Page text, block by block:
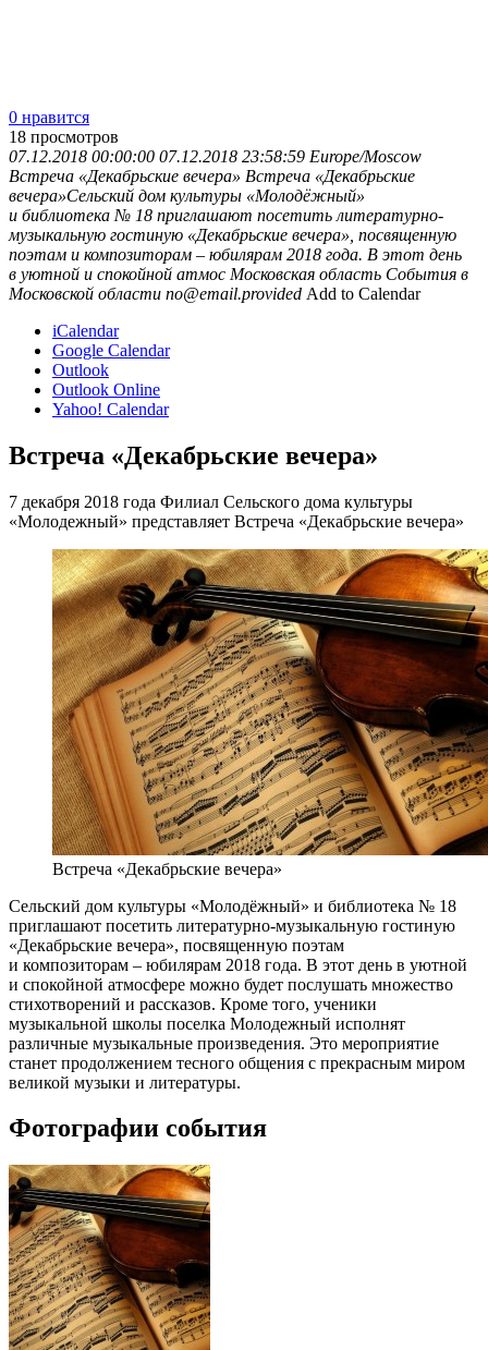
0 нравится
18 просмотров
07.12.2018 00:00:00 07.12.2018 23:58:59 Europe/Moscow
Встреча «Декабрьские вечера» Встреча «Декабрьские
вечера»Сельский дом культуры «Молодёжный»
и библиотека № 18 приглашают посетить литературно-
музыкальную гостиную «Декабрьские вечера», посвященную
поэтам и композиторам – юбилярам 2018 года. В этот день
в уютной и спокойной атмос Московская область События в
Московской области no@email.provided Add to Calendar
iCalendar
Google Calendar
Outlook
Outlook Online
Yahoo! Calendar
Встреча «Декабрьские вечера»
7 декабря 2018 года Филиал Сельского дома культуры
«Молодежный» представляет Встреча «Декабрьские вечера»
Встреча «Декабрьские вечера»
Сельский дом культуры «Молодёжный» и библиотека № 18
приглашают посетить литературно-музыкальную гостиную
«Декабрьские вечера», посвященную поэтам
и композиторам – юбилярам 2018 года. В этот день в уютной
и спокойной атмосфере можно будет послушать множество
стихотворений и рассказов. Кроме того, ученики
музыкальной школы поселка Молодежный исполнят
различные музыкальные произведения. Это мероприятие
станет продолжением тесного общения с прекрасным миром
великой музыки и литературы.
Фотографии события